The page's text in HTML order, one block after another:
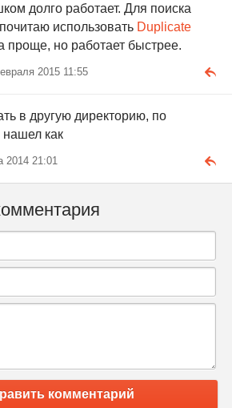
долго работает. Для поиска
использовать Duplicate
проще, но работает быстрее.
2015 11:55
в другую директорию, по
как
2014 21:01
комментарий